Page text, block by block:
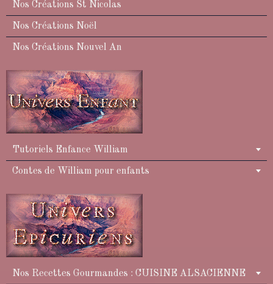
Nos Créations St Nicolas
Nos Créations Noël
Nos Créations Nouvel An
Tutoriels Enfance William
Contes de William pour enfants
Nos Recettes Gourmandes : CUISINE ALSACIENNE